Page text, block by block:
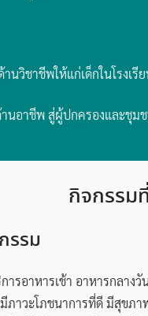
วิชาชีพให้แก่เด็กในโรงเ
นอาชีพ สู่ผู้ปกครองและชุม
กิจกรรม
รรม
การอาหารเช้า อาหารกล
มีภาวะโภชนาการที่ดี มีสุข